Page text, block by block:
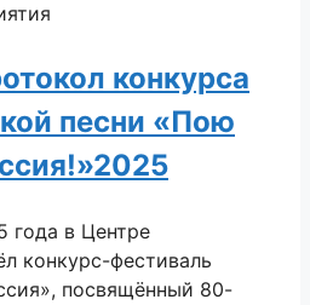
конкурса
песни «Пою
года в Центре
конкурс-фестиваль
посвящённый 80-